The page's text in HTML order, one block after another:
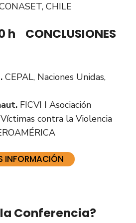
CHILE
h CONCLUSIONES
CEPAL, Naciones Unidas,
FICVI I Asociación
contra la Violencia
INFORMACIÓN
Conferencia?